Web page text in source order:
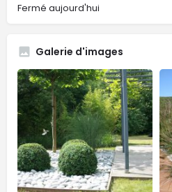
Fermé aujourd'hui
Galerie d'images